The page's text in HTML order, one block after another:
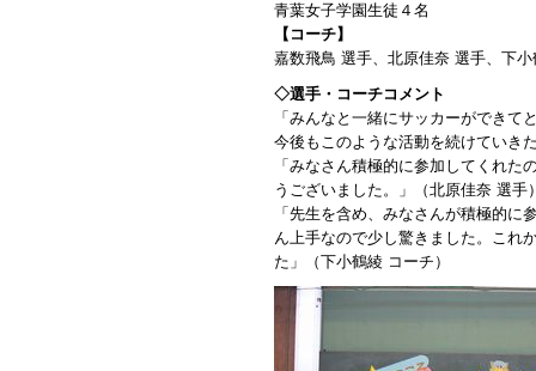
青葉女子学園生徒４名
【コーチ】
嘉数飛鳥 選手、北原佳奈 選手、下
◇選手・コーチコメント
「みんなと一緒にサッカーができ
今後もこのような活動を続けていき
「みなさん積極的に参加してくれ
うございました。」（北原佳奈 選手
「先生を含め、みなさんが積極的
ん上手なので少し驚きました。これ
た」（下小鶴綾 コーチ）